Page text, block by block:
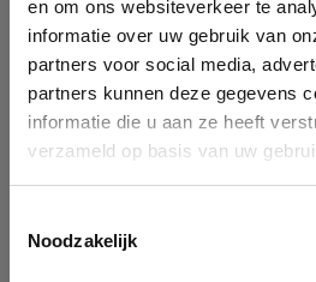
en om ons websiteverkeer te
informatie over uw gebruik van
partners voor social media,
partners kunnen deze gegevens
informatie die u aan ze heeft
verzameld op basis van uw
Noodzakelijk
Identification
Please fill in your
You can search a company in our
enterprise ID. When a company is
form. If you don't find your company in
See details
Ok